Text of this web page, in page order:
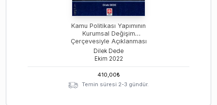
Kamu Politikası Yapımının
Kurumsal Değişim
Çerçevesiyle Açıklanması
Dilek Dede
Ekim 2022
410,00₺
Temin süresi 2-3 gündür.